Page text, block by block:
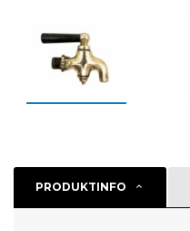
PRODUKTINFO